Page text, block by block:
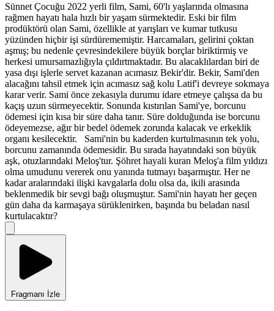
Sünnet Çocuğu 2022 yerli film, Sami, 60'lı yaşlarında olmasına
rağmen hayatı hala hızlı bir yaşam sürmektedir. Eski bir film
prodüktörü olan Sami, özellikle at yarışları ve kumar tutkusu
yüzünden hiçbir işi sürdürememiştir. Harcamaları, gelirini çoktan
aşmış; bu nedenle çevresindekilere büyük borçlar biriktirmiş ve
herkesi umursamazlığıyla çıldırtmaktadır. Bu alacaklılardan biri de
yasa dışı işlerle servet kazanan acımasız Bekir'dir. Bekir, Sami'den
alacağını tahsil etmek için acımasız sağ kolu Latif'i devreye sokmaya
karar verir. Sami önce zekasıyla durumu idare etmeye çalışsa da bu
kaçış uzun sürmeyecektir. Sonunda kıstırılan Sami'ye, borcunu
ödemesi için kısa bir süre daha tanır. Süre dolduğunda ise borcunu
ödeyemezse, ağır bir bedel ödemek zorunda kalacak ve erkeklik
organı kesilecektir. Sami'nin bu kaderden kurtulmasının tek yolu,
borcunu zamanında ödemesidir. Bu sırada hayatındaki son büyük
aşk, otuzlarındaki Meloş'tur. Şöhret hayali kuran Meloş'a film yıldızı
olma umudunu vererek onu yanında tutmayı başarmıştır. Her ne
kadar aralarındaki ilişki kavgalarla dolu olsa da, ikili arasında
beklenmedik bir sevgi bağı oluşmuştur. Sami'nin hayatı her geçen
gün daha da karmaşaya sürüklenirken, başında bu beladan nasıl
kurtulacaktır?
Fragmanı İzle